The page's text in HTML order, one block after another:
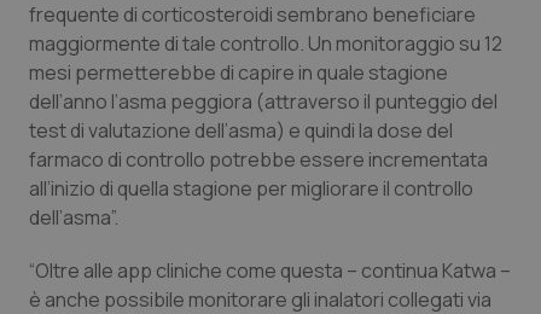
Rene & patologie urogenitali
Salute orale & impianti
Sangue & coagulazione
Tiroide
Tumore al seno
frequente di corticosteroidi sembrano beneficiare
maggiormente di tale controllo. Un monitoraggio su 12
mesi permetterebbe di capire in quale stagione
dell’anno l’asma peggiora (attraverso il punteggio del
test di valutazione dell’asma) e quindi la dose del
farmaco di controllo potrebbe essere incrementata
all’inizio di quella stagione per migliorare il controllo
dell’asma”.
“Oltre alle app cliniche come questa – continua Katwa –
è anche possibile monitorare gli inalatori collegati via